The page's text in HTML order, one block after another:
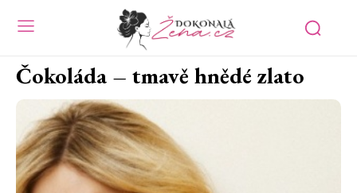
Čokoláda – tmavě hnědé zlato